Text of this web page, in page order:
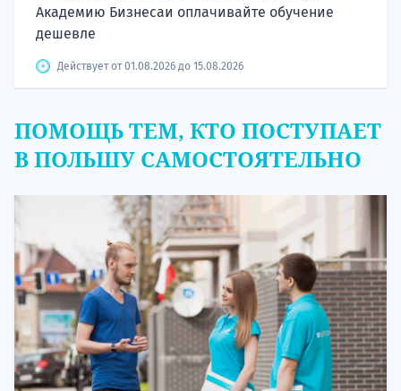
Академию Бизнесаи оплачивайте обучение
дешевле
Действует от 01.08.2026 до 15.08.2026
ПОМОЩЬ ТЕМ, КТО ПОСТУПАЕТ
В ПОЛЬШУ САМОСТОЯТЕЛЬНО